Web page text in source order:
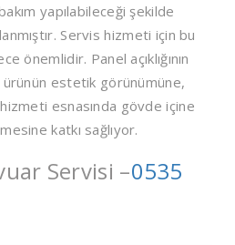
yapılabileceği şekilde
Servis hizmeti için bu
önemlidir. Panel açıklığının
ürünün estetik görünümüne,
esnasında gövde içine
katkı sağlıyor.
Servisi –0535